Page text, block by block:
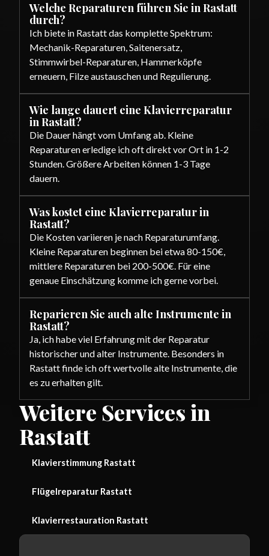
Welche Reparaturen führen Sie in Rastatt
durch?
Ich biete in Rastatt das komplette Spektrum:
Mechanik-Reparaturen, Saitenersatz,
Stimmwirbel-Reparaturen, Hammerköpfe
erneuern, Filze austauschen und Regulierung.
Wie lange dauert eine Klavierreparatur
in Rastatt?
Die Dauer hängt vom Umfang ab. Kleine
Reparaturen erledige ich oft direkt vor Ort in 1-2
Stunden. Größere Arbeiten können 1-3 Tage
dauern.
Was kostet eine Klavierreparatur in
Rastatt?
Die Kosten variieren je nach Reparaturumfang.
Kleine Reparaturen beginnen bei etwa 80-150€,
mittlere Reparaturen bei 200-500€. Für eine
genaue Einschätzung komme ich gerne vorbei.
Reparieren Sie auch alte Instrumente in
Rastatt?
Ja, ich habe viel Erfahrung mit der Reparatur
historischer und alter Instrumente. Besonders in
Rastatt finde ich oft wertvolle alte Instrumente, die
es zu erhalten gilt.
Weitere Services in
Rastatt
Klavierstimmung Rastatt
Flügelreparatur Rastatt
Klavierrestauration Rastatt